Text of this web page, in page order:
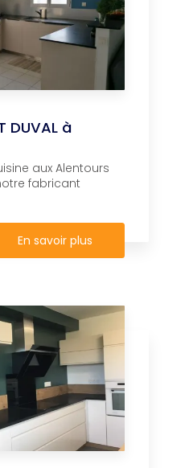
DUVAL à
aux Alentours
fabricant
En savoir plus